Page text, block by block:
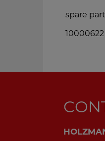
spare
10000622